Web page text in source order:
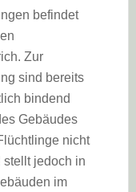
befindet
Zur
sind bereits
bindend
Gebäudes
nicht
jedoch in
im